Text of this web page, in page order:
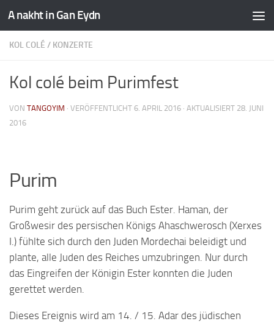
A nakht in Gan Eydn
KOL COLÉ / KONZERTE
Kol colé beim Purimfest
VON TANGOYIM · VERÖFFENTLICHT 6. APRIL 2016 · AKTUALISIERT 28. JUNI
2016
Purim
Purim geht zurück auf das Buch Ester. Haman, der
Großwesir des persischen Königs Ahaschwerosch (Xerxes
I.) fühlte sich durch den Juden Mordechai beleidigt und
plante, alle Juden des Reiches umzubringen. Nur durch
das Eingreifen der Königin Ester konnten die Juden
gerettet werden.
Dieses Ereignis wird am 14. / 15. Adar des jüdischen